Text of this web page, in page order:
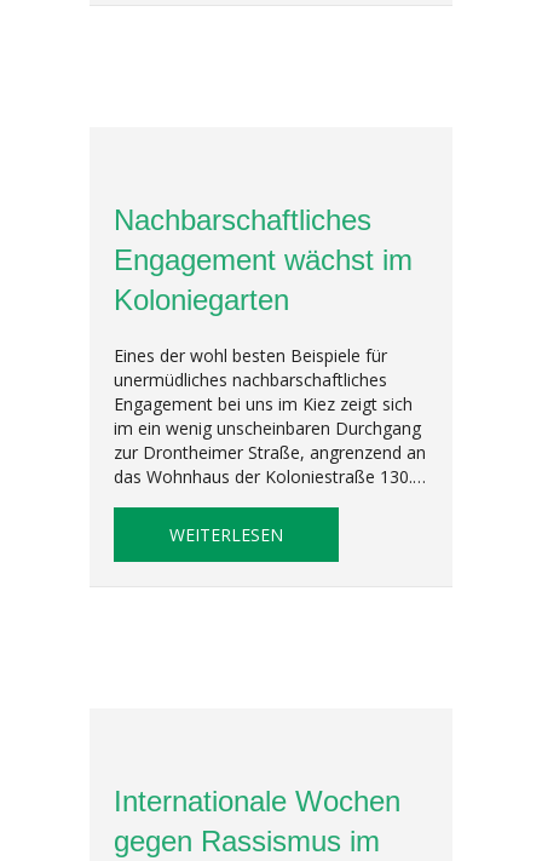
Nachbarschaftliches
Engagement wächst im
Koloniegarten
Eines der wohl besten Beispiele für
unermüdliches nachbarschaftliches
Engagement bei uns im Kiez zeigt sich
im ein wenig unscheinbaren Durchgang
zur Drontheimer Straße, angrenzend an
das Wohnhaus der Koloniestraße 130.…
WEITERLESEN
Internationale Wochen
gegen Rassismus im